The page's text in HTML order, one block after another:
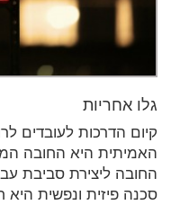
גלו אחריות
קיום הדרכות לעובדים
האמיתית היא החובה
החובה ליצירת סביבת
סכנה פיזית ונפשית